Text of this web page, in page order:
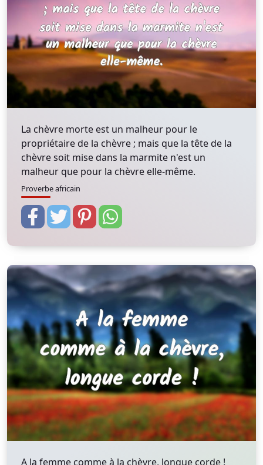
La chèvre morte est un malheur pour le
propriétaire de la chèvre ; mais que la tête de la
chèvre soit mise dans la marmite n'est un
malheur que pour la chèvre elle-même.
Proverbe africain
A la femme comme à la chèvre, longue corde !